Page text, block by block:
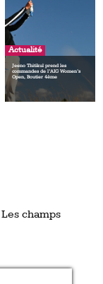
Actualité
Jeeno Thitikul prend les
commandes de l’AIG Women’s
Open, Boutier 4ème
Les champs